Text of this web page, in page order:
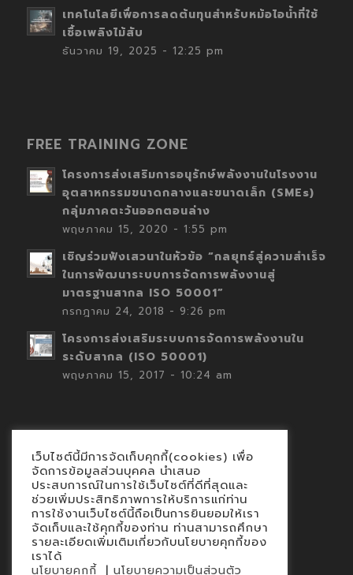
เทคโนโลยีเพื่อการลดต้นทุนสำหรับหม้อไอน้ำที่ใช้
เชื้อเพลิงไม้สับ
ธันวาคม 19, 2025 - 12:25 pm
FREE TRAINING ZONE
โครงการส่งเสริมการอนุรักษ์พลังงานในโรงงาน
อุตสาหกรรมขนาดกลางและขนาดเล็ก (SMEs)
กลุ่มภาคตะวันออกตอนล่าง
พฤษภาคม 15, 2020 - 1:55 pm
เชิญร่วมฟังเสวนาในหัวข้อ “กลยุทธ์สู่ความสำเร็จ
ในการพัฒนาระบบการจัดการพลังงานสู่
มาตรฐานสากล ISO 50001”
กรกฎาคม 24, 2018 - 9:26 pm
โครงการส่งเสริมระบบการจัดการพลังงานใน
ระดับสากล (ISO 50001)
พฤษภาคม 15, 2017 - 10:24 am
Contact
นโยบายคุกกี้
นโยบายข้อมูลส่วนบุคคล
เว็บไซต์นี้มีการจัดเก็บคุกกี้(cookies) เพื่อ
จัดการข้อมูลส่วนบุคคล นำเสนอ
ประสบการณ์ในการใช้เว็บไซต์ที่ดีที่สุดและ
ช่วยเพิ่มประสิทธิภาพการให้บริการแก่ท่าน
การใช้งานเว็บไซต์นี้ถือเป็นการยินยอมให้เรา
จัดเก็บและใช้คุกกี้ของท่าน ท่านสามารถศึกษา
รายละเอียดเพิ่มเติมเกี่ยวกับนโยบายคุกกี้ของ
เราได้
นโยบายคุกกี้ | นโยบายความเป็นส่วนตัว